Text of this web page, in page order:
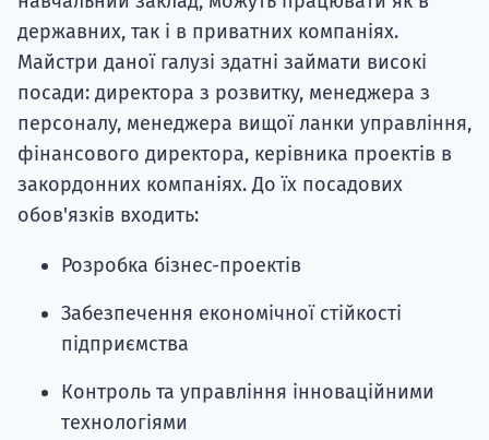
державних, так і в приватних компаніях.
Майстри даної галузі здатні займати високі
посади: директора з розвитку, менеджера з
персоналу, менеджера вищої ланки управління,
фінансового директора, керівника проектів в
закордонних компаніях. До їх посадових
обов'язків входить:
Розробка бізнес-проектів
Забезпечення економічної стійкості
підприємства
Контроль та управління інноваційними
технологіями